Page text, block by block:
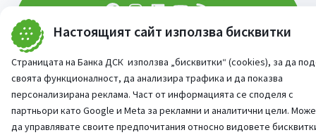
Настоящият сайт използва бисквитки
Страницата на Банка ДСК използва „бисквитки“ (cookies), за да
своята функционалност, да анализира трафика и да показва
персонализирана реклама. Част от информацията се споделя с
партньори като Google и Meta за рекламни и аналитични цели.
да управлявате своите предпочитания относно видовете
При въпроси - попитай AI асистента ни
©2026 Всички права запазени
StudioX